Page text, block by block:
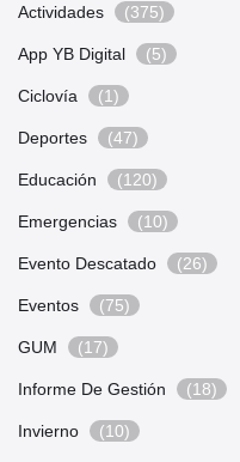
Actividades (375)
App YB Digital (5)
Ciclovía (1)
Deportes (47)
Educación (120)
Emergencias (10)
Evento Descatado (26)
Eventos (75)
GUM (17)
Informe De Gestión (18)
Invierno (10)